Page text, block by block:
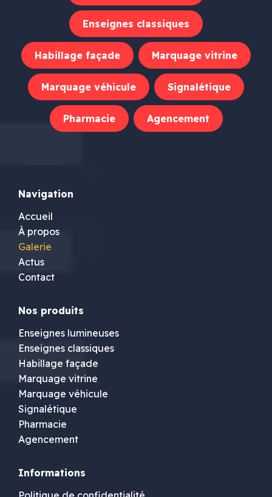
Enseignes classiques
Habillage façade Marquage vitrine
Marquage véhicule Signalétique
Pharmacie Agencement
Navigation
Accueil
À propos
Galerie
Actus
Contact
Nos produits
Enseignes lumineuses
Enseignes classiques
Habillage façade
Marquage vitrine
Marquage véhicule
Signalétique
Pharmacie
Agencement
Informations